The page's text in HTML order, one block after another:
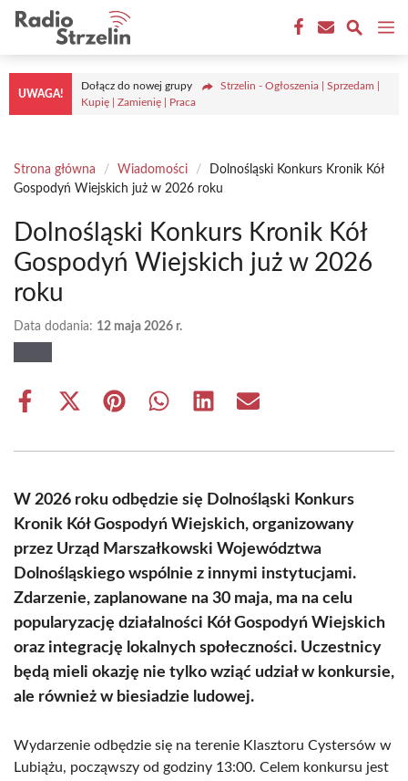
Przejdź
treści
UWAGA!
Dołącz do nowej grupy
Strzelin - Ogłoszenia | Sprzedam |
Kupię | Zamienię | Praca
Strona główna / Wiadomości /
Dolnośląski Konkurs Kronik Kół
Gospodyń Wiejskich już w 2026 roku
Dolnośląski Konkurs Kronik Kół
Gospodyń Wiejskich już w 2026
roku
Data dodania: 12 maja 2026 r.
Share
Share
(Twitter)
Share Share Share Share
W 2026 roku odbędzie się Dolnośląski Konkurs
Kronik Kół Gospodyń Wiejskich, organizowany
przez Urząd Marszałkowski Województwa
Dolnośląskiego wspólnie z innymi instytucjami.
Zdarzenie, zaplanowane na 30 maja, ma na celu
popularyzację działalności Kół Gospodyń Wiejskich
oraz integrację lokalnych społeczności. Uczestnicy
będą mieli okazję nie tylko wziąć udział w konkursie,
ale również w biesiadzie ludowej.
Wydarzenie odbędzie się na terenie Klasztoru Cystersów w
Lubiążu, począwszy od godziny 13:00. Celem konkursu jest